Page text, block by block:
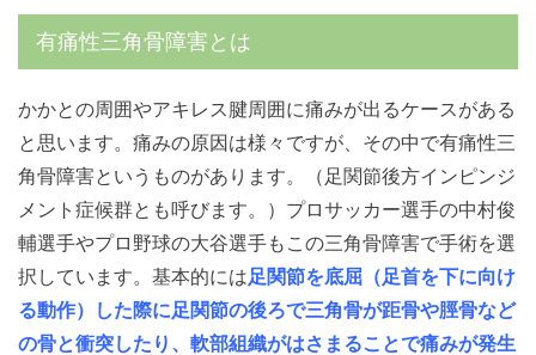
有痛性三角骨障害とは
かかとの周囲やアキレス腱周囲に痛みが出るケースがある
と思います。痛みの原因は様々ですが、その中で有痛性三
角骨障害というものがあります。（足関節後方インピンジ
メント症候群とも呼びます。）プロサッカー選手の中村俊
輔選手やプロ野球の大谷選手もこの三角骨障害で手術を選
択しています。基本的には足関節を底屈（足首を下に向け
る動作）した際に足関節の後ろで三角骨が距骨や脛骨など
の骨と衝突したり、軟部組織がはさまることで痛みが発生